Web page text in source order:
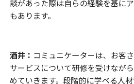
談があった際は自らの経験を基に
もあります。
酒井： コミュニケーターは、お客
サービスについて研修を受けなが
めていきます。段階的に学べる人